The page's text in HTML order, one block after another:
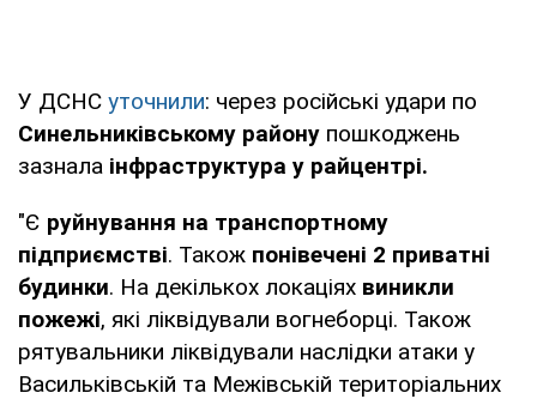
У ДСНС уточнили: через російські удари по
Синельниківському району пошкоджень
зазнала інфраструктура у райцентрі.
"Є руйнування на транспортному
підприємстві. Також понівечені 2 приватні
будинки. На декількох локаціях виникли
пожежі, які ліквідували вогнеборці. Також
рятувальники ліквідували наслідки атаки у
Васильківській та Межівській територіальних